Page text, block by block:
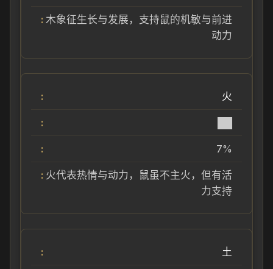
木象征生长与发展，支持鼠的机敏与前进
动力
火
7%
火代表热情与动力，鼠虽不主火，但有活
力支持
土